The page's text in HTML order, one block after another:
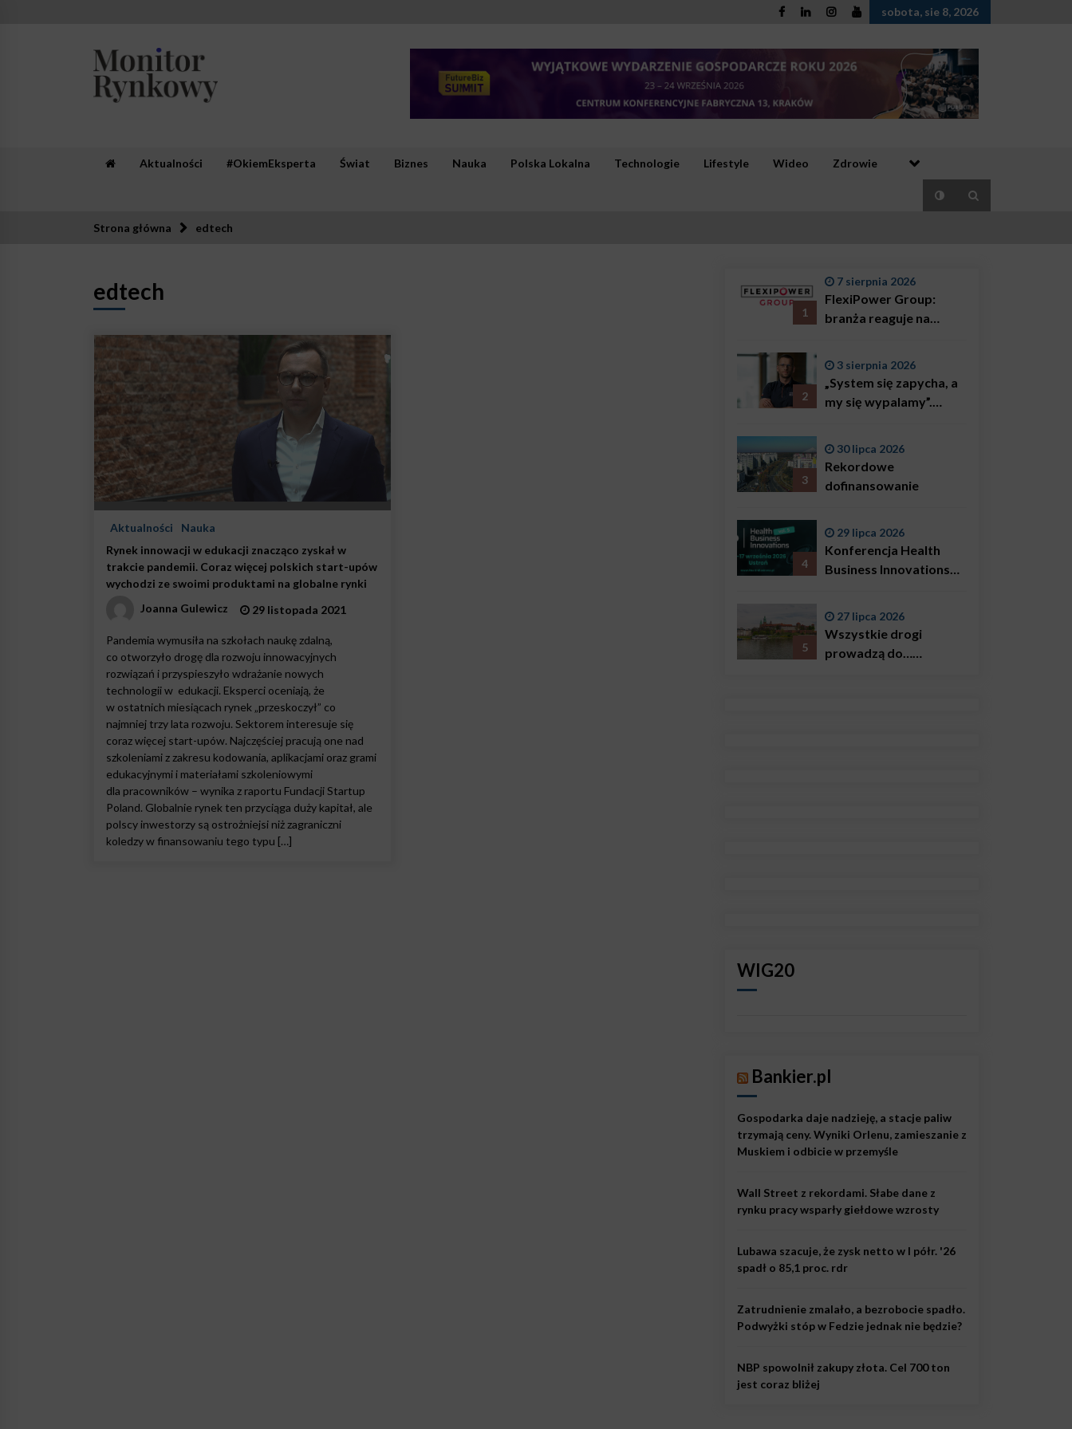
sobota, sie 8, 2026
Aktualności #OkiemEksperta Świat Biznes Nauka Polska Lokalna Technologie Lifestyle Wideo Zdrowie
Strona główna edtech
edtech
Aktualności
Nauka
Rynek innowacji w edukacji znacząco zyskał w
trakcie pandemii. Coraz więcej polskich start-upów
wychodzi ze swoimi produktami na globalne rynki
Joanna Gulewicz
29 listopada 2021
Pandemia wymusiła na szkołach naukę zdalną,
co otworzyło drogę dla rozwoju innowacyjnych
rozwiązań i przyspieszyło wdrażanie nowych
technologii w edukacji. Eksperci oceniają, że
w ostatnich miesiącach rynek „przeskoczył” co
najmniej trzy lata rozwoju. Sektorem interesuje się
coraz więcej start-upów. Najczęściej pracują one nad
szkoleniami z zakresu kodowania, aplikacjami oraz grami
edukacyjnymi i materiałami szkoleniowymi
dla pracowników – wynika z raportu Fundacji Startup
Poland. Globalnie rynek ten przyciąga duży kapitał, ale
polscy inwestorzy są ostrożniejsi niż zagraniczni
koledzy w finansowaniu tego typu […]
1
7 sierpnia 2026
FlexiPower Group:
branża reaguje na
2
3 sierpnia 2026
„System się zapycha, a
my się wypalamy”.
Bączkowski, mówi
wprost: problemem są
3
30 lipca 2026
Rekordowe
dofinansowanie
4
29 lipca 2026
Konferencja Health
Business Innovations
5
27 lipca 2026
Wszystkie drogi
prowadzą do…
WIG20
Bankier.pl
Gospodarka daje nadzieję, a stacje paliw
trzymają ceny. Wyniki Orlenu, zamieszanie z
Muskiem i odbicie w przemyśle
Wall Street z rekordami. Słabe dane z
rynku pracy wsparły giełdowe wzrosty
Lubawa szacuje, że zysk netto w I półr. '26
spadł o 85,1 proc. rdr
Zatrudnienie zmalało, a bezrobocie spadło.
Podwyżki stóp w Fedzie jednak nie będzie?
NBP spowolnił zakupy złota. Cel 700 ton
jest coraz bliżej